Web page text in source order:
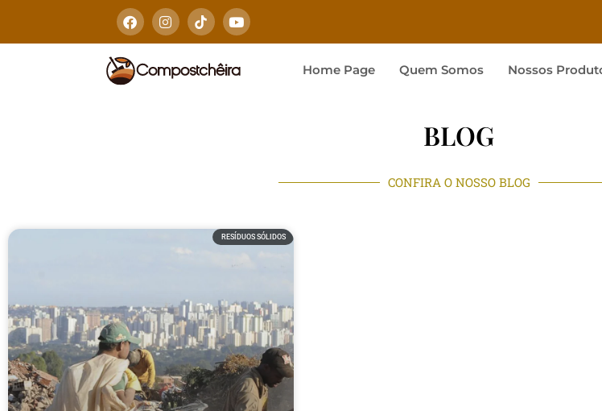
Home Page Quem Somos Nossos
BLOG
CONFIRA O NOSSO BLOG
RESÍDUOS SÓLIDOS